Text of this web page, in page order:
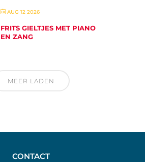
AUG 12 2026
FRITS GIELTJES MET PIANO
EN ZANG
MEER LADEN
CONTACT